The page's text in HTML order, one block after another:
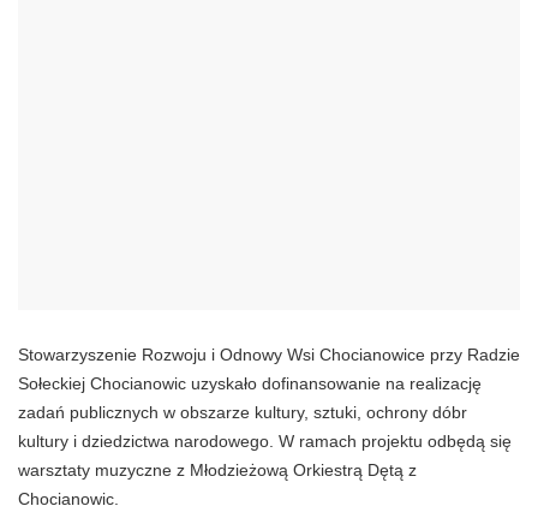
Stowarzyszenie Rozwoju i Odnowy Wsi Chocianowice przy Radzie
Sołeckiej Chocianowic uzyskało dofinansowanie na realizację
zadań publicznych w obszarze kultury, sztuki, ochrony dóbr
kultury i dziedzictwa narodowego. W ramach projektu odbędą się
warsztaty muzyczne z Młodzieżową Orkiestrą Dętą z
Chocianowic.